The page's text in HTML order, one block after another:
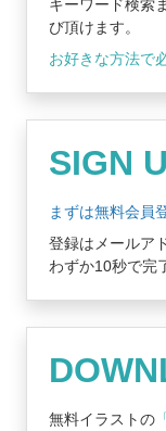
キーワード検索
び頂けます。
お好きな方法で
SIGN
まずは無料会員
登録はメールア
わずか10秒で完
無料イラストの